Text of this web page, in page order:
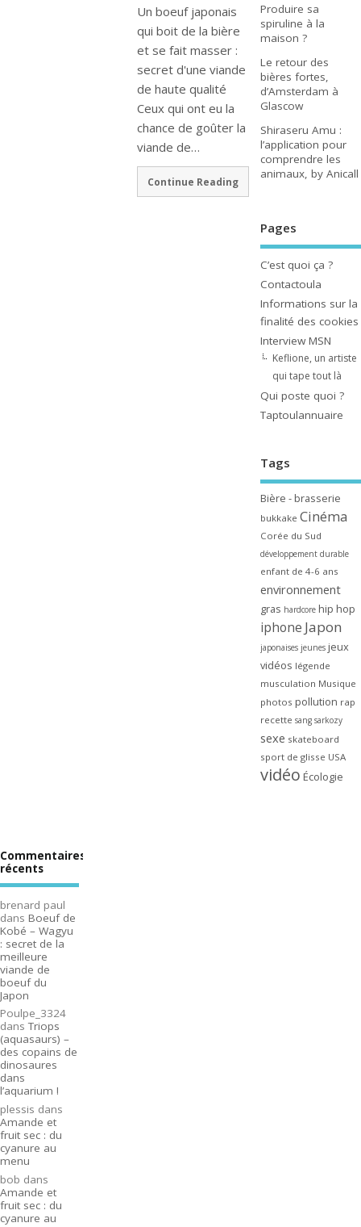
Un boeuf japonais
qui boit de la bière
et se fait masser :
secret d'une viande
de haute qualité
Ceux qui ont eu la
chance de goûter la
viande de…
Continue Reading
Produire sa
spiruline à la
maison ?
Le retour des
bières fortes,
d’Amsterdam à
Glascow
Shiraseru Amu :
l’application pour
comprendre les
animaux, by Anicall
Pages
C’est quoi ça ?
Contactoula
Informations sur la
finalité des cookies
Interview MSN
Keflione, un artiste
qui tape tout là
Qui poste quoi ?
Taptoulannuaire
Tags
Bière - brasserie
bukkake Cinéma
Corée du Sud
développement durable
enfant de 4-6 ans
environnement
gras hardcore hip hop
iphone Japon
japonaises jeunes jeux
vidéos légende
musculation Musique
photos pollution rap
recette sang sarkozy
sexe skateboard
sport de glisse USA
vidéo Écologie
Commentaires
récents
brenard paul
dans Boeuf de
Kobé – Wagyu
: secret de la
meilleure
viande de
boeuf du
Japon
Poulpe_3324
dansTriops
(aquasaurs) –
des copains de
dinosaures
dans
l’aquarium !
plessis dans
Amande et
fruit sec : du
cyanure au
menu
bob dans
Amande et
fruit sec : du
cyanure au